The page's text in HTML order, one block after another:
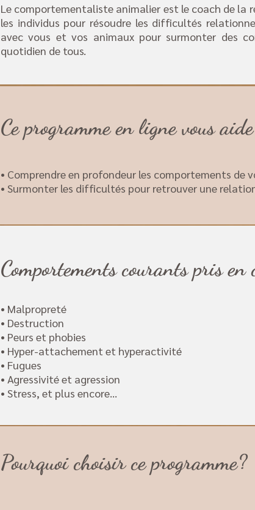
Le comportementaliste animalier est le coach de la
les individus pour résoudre les difficultés
avec vous et vos animaux pour surmonter des
quotidien de tous.
Ce programme en ligne vous
• Comprendre en profondeur les comportements de
• Surmonter les difficultés pour retrouver une
Comportements courants pris en
• Malpropreté
• Destruction
• Peurs et phobies
• Hyper-attachement et hyperactivité
• Fugues
• Agressivité et agression
• Stress, et plus encore…
Pourquoi choisir ce programme?